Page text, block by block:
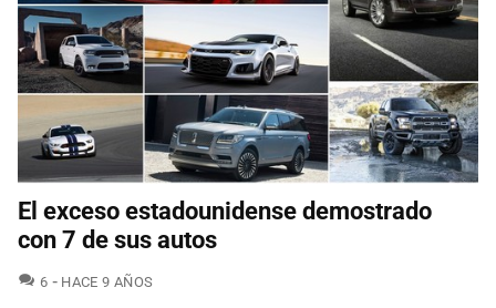
El exceso estadounidense demostrado
con 7 de sus autos
6 COMENTARIOS
HACE 9 AÑOS